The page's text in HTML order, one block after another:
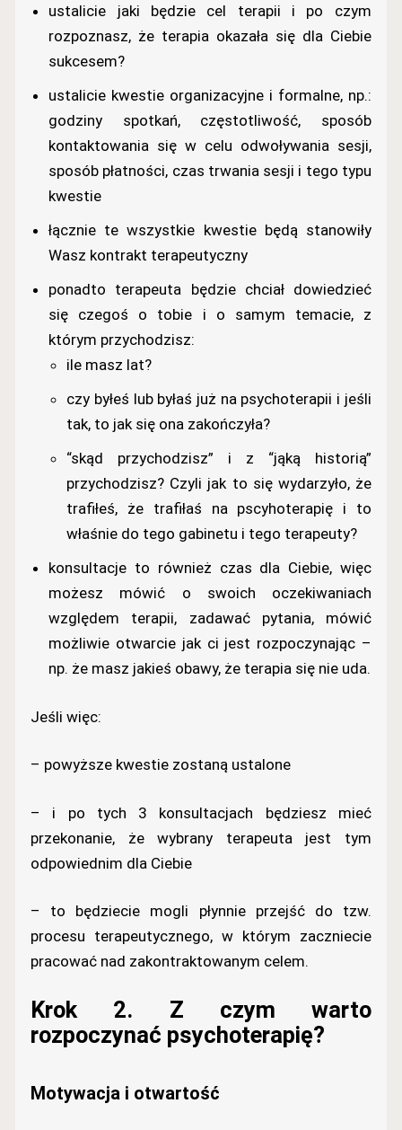
ustalicie jaki będzie cel terapii i po czym
rozpoznasz, że terapia okazała się dla Ciebie
sukcesem?
ustalicie kwestie organizacyjne i formalne, np.:
godziny spotkań, częstotliwość, sposób
kontaktowania się w celu odwoływania sesji,
sposób płatności, czas trwania sesji i tego typu
kwestie
łącznie te wszystkie kwestie będą stanowiły
Wasz kontrakt terapeutyczny
ponadto terapeuta będzie chciał dowiedzieć
się czegoś o tobie i o samym temacie, z
którym przychodzisz:
ile masz lat?
czy byłeś lub byłaś już na psychoterapii i jeśli
tak, to jak się ona zakończyła?
“skąd przychodzisz” i z “jąką historią”
przychodzisz? Czyli jak to się wydarzyło, że
trafiłeś, że trafiłaś na pscyhoterapię i to
właśnie do tego gabinetu i tego terapeuty?
konsultacje to również czas dla Ciebie, więc
możesz mówić o swoich oczekiwaniach
względem terapii, zadawać pytania, mówić
możliwie otwarcie jak ci jest rozpoczynając –
np. że masz jakieś obawy, że terapia się nie uda.
Jeśli więc:
– powyższe kwestie zostaną ustalone
– i po tych 3 konsultacjach będziesz mieć
przekonanie, że wybrany terapeuta jest tym
odpowiednim dla Ciebie
– to będziecie mogli płynnie przejść do tzw.
procesu terapeutycznego, w którym zaczniecie
pracować nad zakontraktowanym celem.
Krok 2. Z czym warto
rozpoczynać psychoterapię?
Motywacja i otwartość